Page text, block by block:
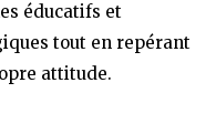
éducatifs et
tout en repérant
attitude.